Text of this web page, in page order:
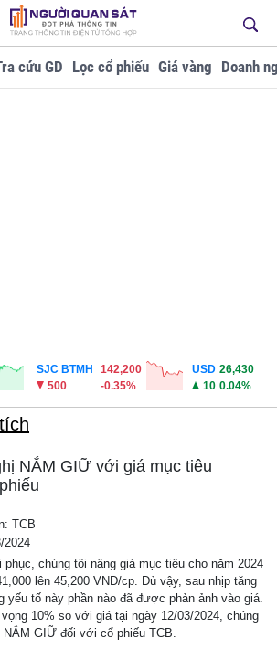
cứu GD Lọc cổ phiếu Giá vàng Doanh
SJC BTMH
142,200
500
-0.35%
USD 26,430
10 0.04%
NẮM GIỮ với giá mục tiêu
TCB
2024
phục, chúng tôi nâng giá mục tiêu cho năm 2024
lên 45,200 VND/cp. Dù vậy, sau nhịp tăng
yếu tố này phần nào đã được phản ảnh vào giá.
10% so với giá tại ngày 12/03/2024, chúng
GIỮ đối với cổ phiếu TCB.